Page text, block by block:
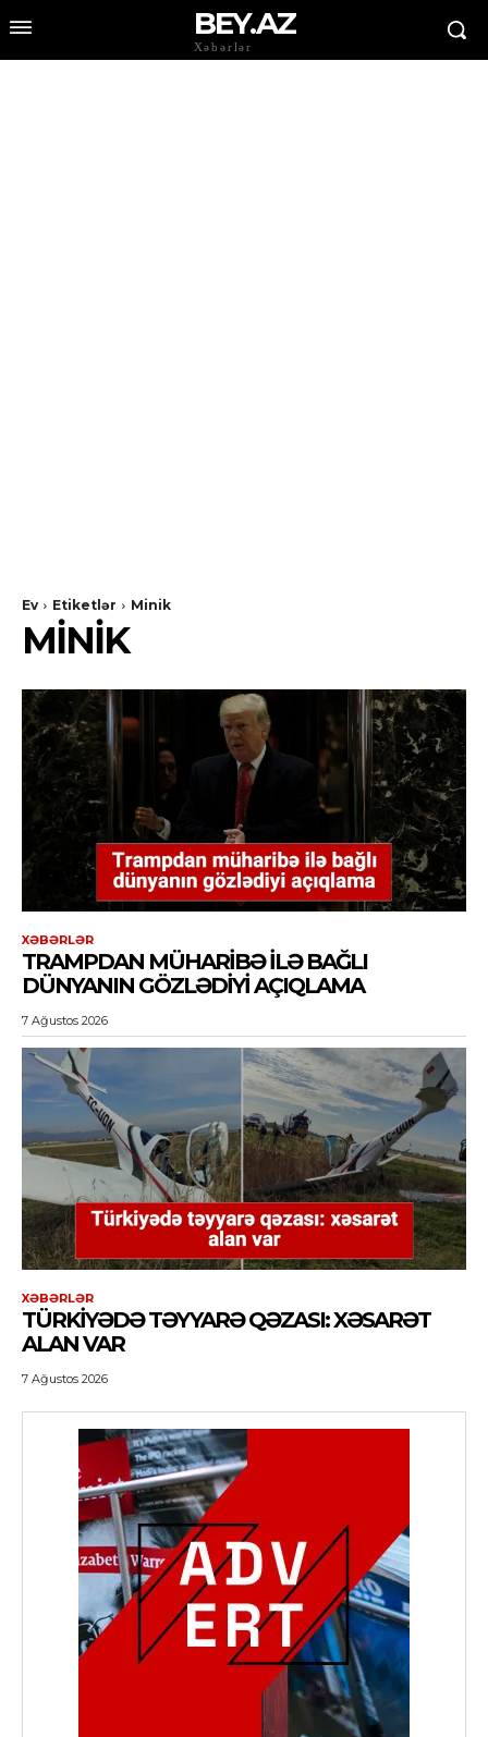
BEY.AZ
Xəbərlər
Ev Etiketlər Minik
MINIK
XƏBƏRLƏR
TRAMPDAN MÜHARIBƏ ILƏ BAĞLI
DÜNYANIN GÖZLƏDIYI AÇIQLAMA
7 Ağustos 2026
XƏBƏRLƏR
TÜRKIYƏDƏ TƏYYARƏ QƏZASI: XƏSARƏT
ALAN VAR
7 Ağustos 2026